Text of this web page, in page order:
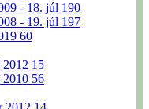
- 18. júl 190
- 19. júl 197
60
15
56